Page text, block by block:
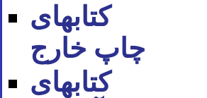
کتاب‪های
چاپ خارج
کتاب‪های